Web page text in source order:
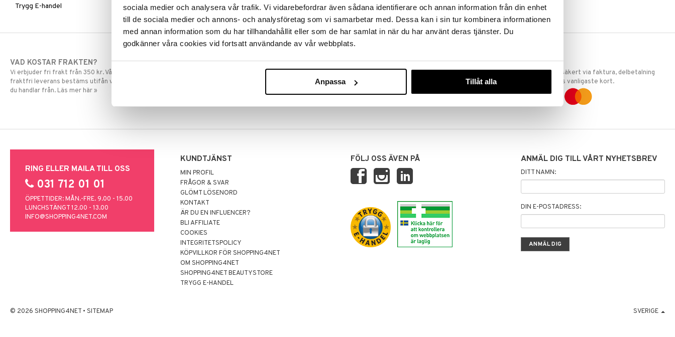
sociala medier och analysera vår trafik. Vi vidarebefordrar även sådana identifierare och annan information från din enhet
till de sociala medier och annons- och analysföretag som vi samarbetar med. Dessa kan i sin tur kombinera informationen
med annan information som du har tillhandahållit eller som de har samlat in när du har använt deras tjänster. Du
godkänner våra cookies vid fortsatt användande av vår webbplats.
Anpassa Tillåt alla
Trygg E-handel
VAD KOSTAR FRAKTEN?
Vi erbjuder fri frakt från 350 kr. Vår gräns för
fraktfri leverans bestäms utifån vilken avdelning
du handlar från. Läs mer här »
SNABBA LEVERANSER
Beställningar lagda före 14:00 (gäller varor i lager)
GODKÄND AV LÄKEMEDELSVERKET
EU-logotypen är symbolen som visar att vi är
godkända av Läkemedelsverket gällande
TRYGGA KÖP
Handla tryggt & säkert via faktura, delbetalning
eller marknadens vanligaste kort.
RING ELLER MAILA TILL OSS
031 712 01 01
ÖPPETTIDER: MÅN.-FRE. 9.00 - 15.00
LUNCHSTÄNGT 12.00 - 13.00
INFO@SHOPPING4NET.COM
KUNDTJÄNST
MIN PROFIL
FRÅGOR & SVAR
GLÖMT LÖSENORD
KONTAKT
ÄR DU EN INFLUENCER?
BLI AFFILIATE
COOKIES
INTEGRITETSPOLICY
KÖPVILLKOR FÖR SHOPPING4NET
OM SHOPPING4NET
SHOPPING4NET BEAUTYSTORE
TRYGG E-HANDEL
FÖLJ OSS ÄVEN PÅ ANMÄL DIG TILL VÅRT NYHETSBREV
DITT NAMN:
DIN E-POSTADRESS:
© 2026 SHOPPING4NET • SITEMAP SVERIGE